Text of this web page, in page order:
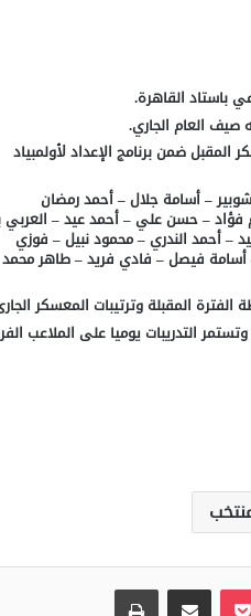
باستاد القاهرة.
صيف العام الجاري.
بقيادة شوقي غريب قائمة تضم ٣٢ لاعبا للمعسكر المقبل ضمن برنامج الإعداد لأولمبياد
– أسامة جلال – أحمد رمضان
فؤاد – حسن علي – أحمد عيد – العربي
أحمد الندري – محمود نبيل – فوزي
أسامة فيصل – فادي فريد – طاهر محمد
المقبلة وترتيبات المعسكر
التدريبات يوميا على الملاعب
بوكيت